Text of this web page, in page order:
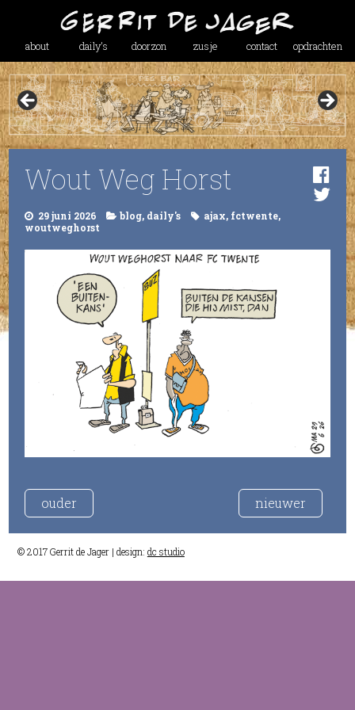
about daily’s doorzon zusje contact opdrachten
Wout Weg Horst
29 juni 2026 blog, daily's ajax, fctwente,
woutweghorst
ouder nieuwer
© 2017 Gerrit de Jager | design: dc studio